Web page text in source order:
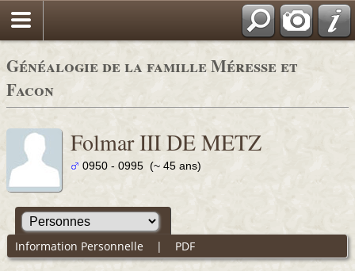
Généalogie de la famille Méresse et
Facon
Folmar III DE METZ
0950 - 0995 (~ 45 ans)
Information Personnelle | PDF